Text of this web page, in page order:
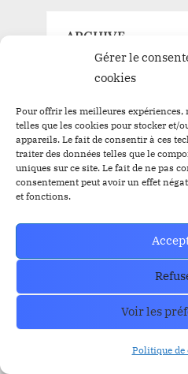
Gérer le
cookies
Pour offrir les meilleures
telles que les cookies pour stocker et/
appareils. Le fait de consentir à ces
traiter des données telles que le
uniques sur ce site. Le fait de ne pas
consentement peut avoir un effet
et fonctions.
Voir les
Politique de
ARCHIVE
ARCHIVE
How can we help
help or have any